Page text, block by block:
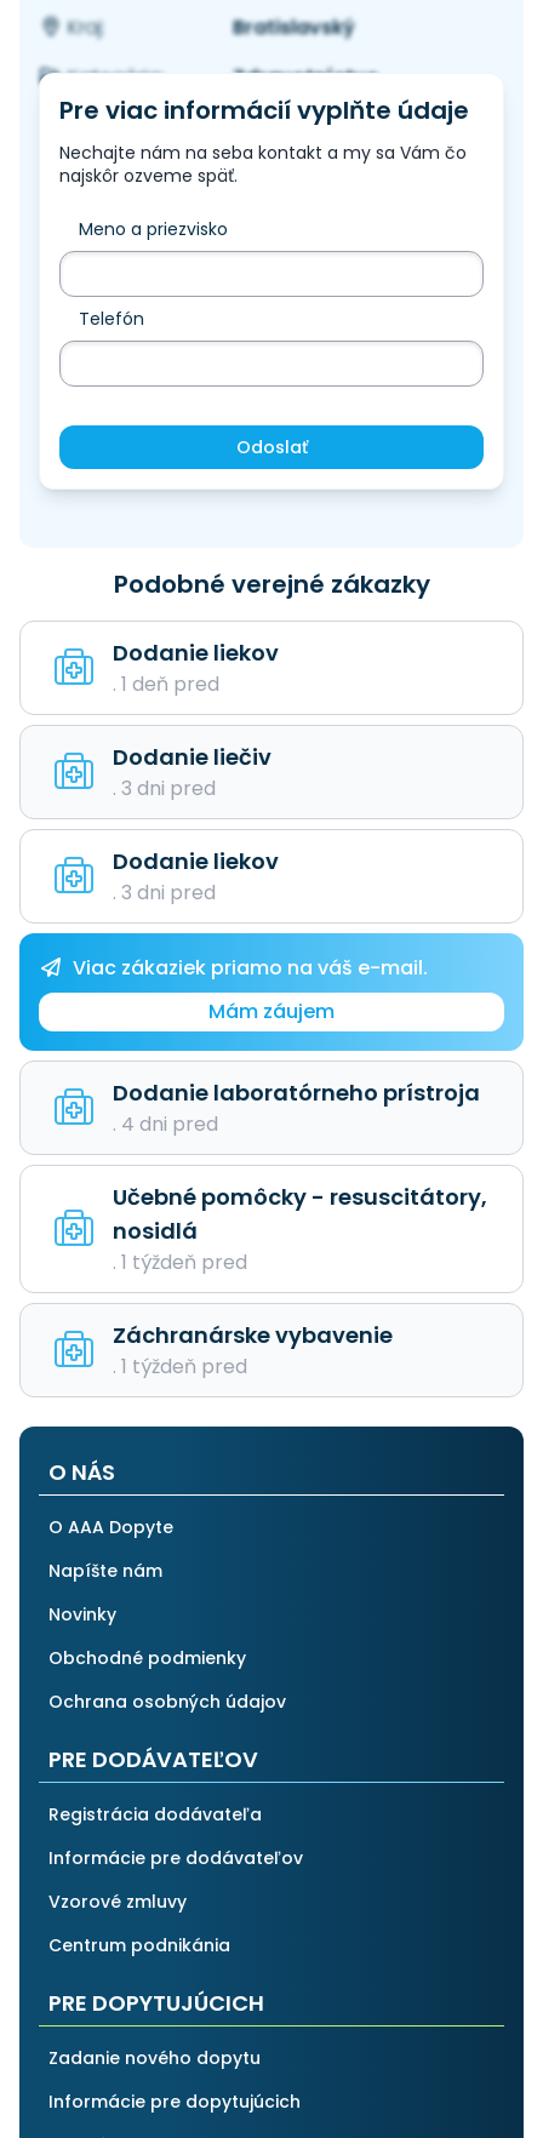
Kraj:
Bratislavský
Kategória:
Zdravotníctvo
Pre viac informácií vyplňte údaje
Nechajte nám na seba kontakt a my sa Vám čo
najskôr ozveme späť.
Meno a priezvisko
Telefón
Odoslať
Podobné verejné zákazky
Dodanie liekov
. 1 deň pred
Dodanie liečiv
. 3 dni pred
Dodanie liekov
. 3 dni pred
Viac zákaziek priamo na váš e-mail.
Mám záujem
Dodanie laboratórneho prístroja
. 4 dni pred
Učebné pomôcky - resuscitátory,
nosidlá
. 1 týždeň pred
Záchranárske vybavenie
. 1 týždeň pred
O NÁS
O AAA Dopyte
Napíšte nám
Novinky
Obchodné podmienky
Ochrana osobných údajov
PRE DODÁVATEĽOV
Registrácia dodávateľa
Informácie pre dodávateľov
Vzorové zmluvy
Centrum podnikánia
PRE DOPYTUJÚCICH
Zadanie nového dopytu
Informácie pre dopytujúcich